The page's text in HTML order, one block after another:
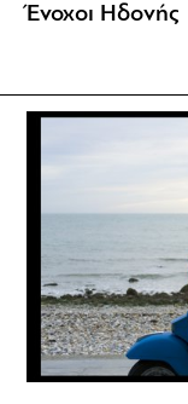
Ένοχοι Ηδονής